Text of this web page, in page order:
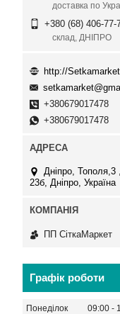
доставка по
+380 (68) 406-77-
склад, ДНІПРО
http://
+380679017478
+380679017478
Дніпро, Тополя,3
23б, Дніпро, Україна
ПП СіткаМаркет
Графік роботи
Понеділок 09:00